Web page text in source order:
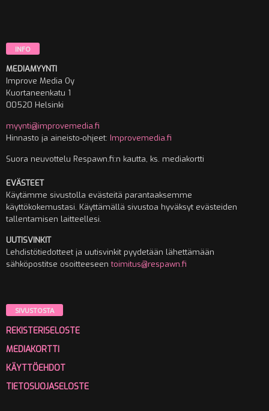
INFO
MEDIAMYYNTI
Improve Media Oy
Kuortaneenkatu 1
00520 Helsinki
myynti@improvemedia.fi
Hinnasto ja aineisto-ohjeet: Improvemedia.fi
Suora neuvottelu Respawn.fi:n kautta, ks. mediakortti
EVÄSTEET
Käytämme sivustolla evästeitä parantaaksemme
käyttökokemustasi. Käyttämällä sivustoa hyväksyt evästeiden
tallentamisen laitteellesi.
UUTISVINKIT
Lehdistötiedotteet ja uutisvinkit pyydetään lähettämään
sähköpostitse osoitteeseentoimitus@respawn.fi
SIVUSTOSTA
REKISTERISELOSTE
MEDIAKORTTI
KÄYTTÖEHDOT
TIETOSUOJASELOSTE